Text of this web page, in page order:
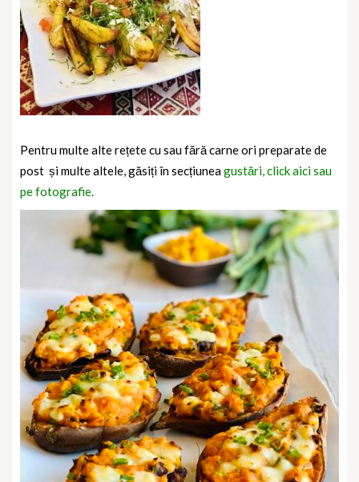
Pentru multe alte rețete cu sau fără carne ori preparate de
post și multe altele, găsiți în secțiuneagustări, click aici sau
pe fotografie.